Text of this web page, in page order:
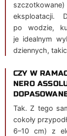
eksploatacji.
po wodzie,
je idealnym
dziennych,
CZY W
NERO
Tak. Z tego
cokoły
6–10 cm) z